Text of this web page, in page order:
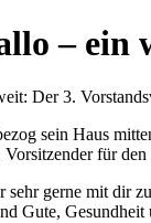
– ein
Der 3.
sein Haus
Vorsitzender für
gerne mit dir
Gute, Gesundheit